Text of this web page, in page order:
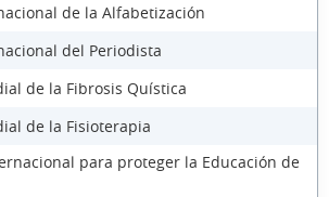
de la Alfabetización
del Periodista
de la Fibrosis Quística
de la Fisioterapia
para proteger la Educación de